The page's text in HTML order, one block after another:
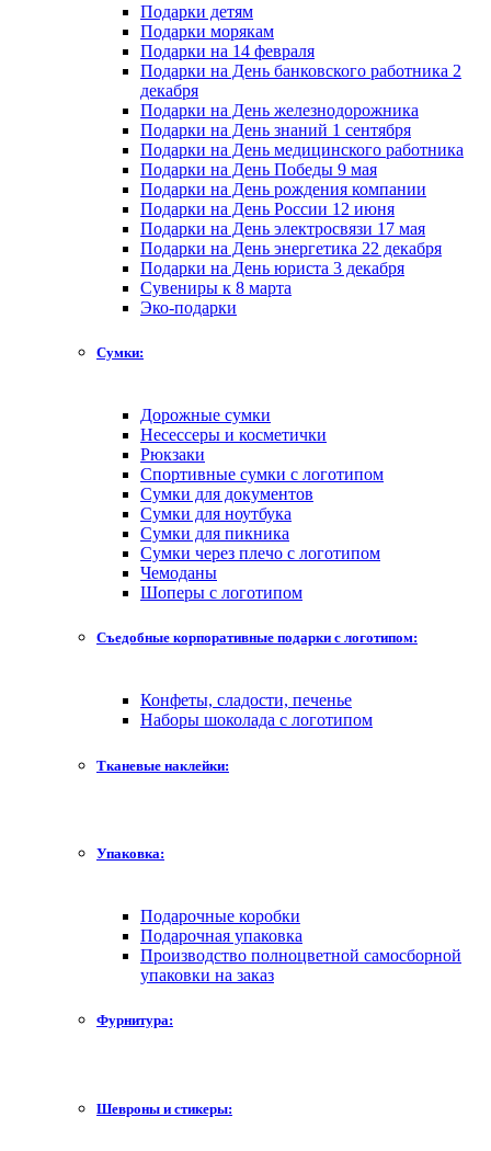
Подарки детям
Подарки морякам
Подарки на 14 февраля
Подарки на День банковского работника 2
декабря
Подарки на День железнодорожника
Подарки на День знаний 1 сентября
Подарки на День медицинского работника
Подарки на День Победы 9 мая
Подарки на День рождения компании
Подарки на День России 12 июня
Подарки на День электросвязи 17 мая
Подарки на День энергетика 22 декабря
Подарки на День юриста 3 декабря
Сувениры к 8 марта
Эко-подарки
Сумки:
Дорожные сумки
Несессеры и косметички
Рюкзаки
Спортивные сумки с логотипом
Сумки для документов
Сумки для ноутбука
Сумки для пикника
Сумки через плечо с логотипом
Чемоданы
Шоперы с логотипом
Съедобные корпоративные подарки с логотипом:
Конфеты, сладости, печенье
Наборы шоколада с логотипом
Тканевые наклейки:
Упаковка:
Подарочные коробки
Подарочная упаковка
Производство полноцветной самосборной
упаковки на заказ
Фурнитура:
Шевроны и стикеры: